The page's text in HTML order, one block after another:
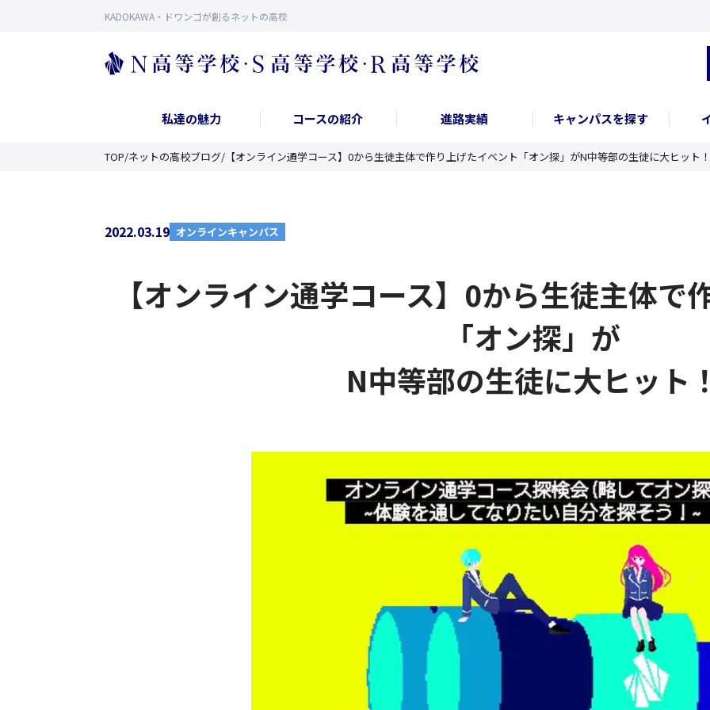
KADOKAWA・ドワンゴが創るネットの高校
私達の魅力 コースの紹介 進路実績 キャンパスを探す
TOP/ネットの高校ブログ/ 【オンライン通学コース】0から生徒主体で作り上げたイベント「オン探」がN中等部の生徒に大ヒット！
2022.03.19 オンラインキャンパス
【オンライン通学コース】0から生徒主体で
「オン探」が
N中等部の生徒に大ヒット